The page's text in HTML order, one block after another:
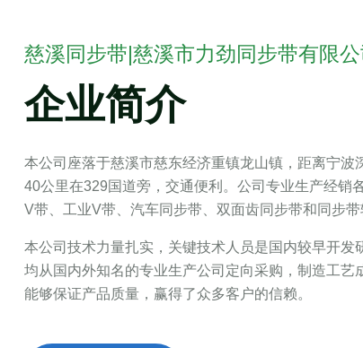
慈溪同步带|慈溪市力劲同步带有限公
企业简介
本公司座落于慈溪市慈东经济重镇龙山镇，距离宁
40公里在329国道旁，交通便利。公司专业生产经销
V带、工业V带、汽车同步带、双面齿同步带和同步带
本公司技术力量扎实，关键技术人员是国内较早开
均从国内外知名的专业生产公司定向采购，制造工
能够保证产品质量，赢得了众多客户的信赖。